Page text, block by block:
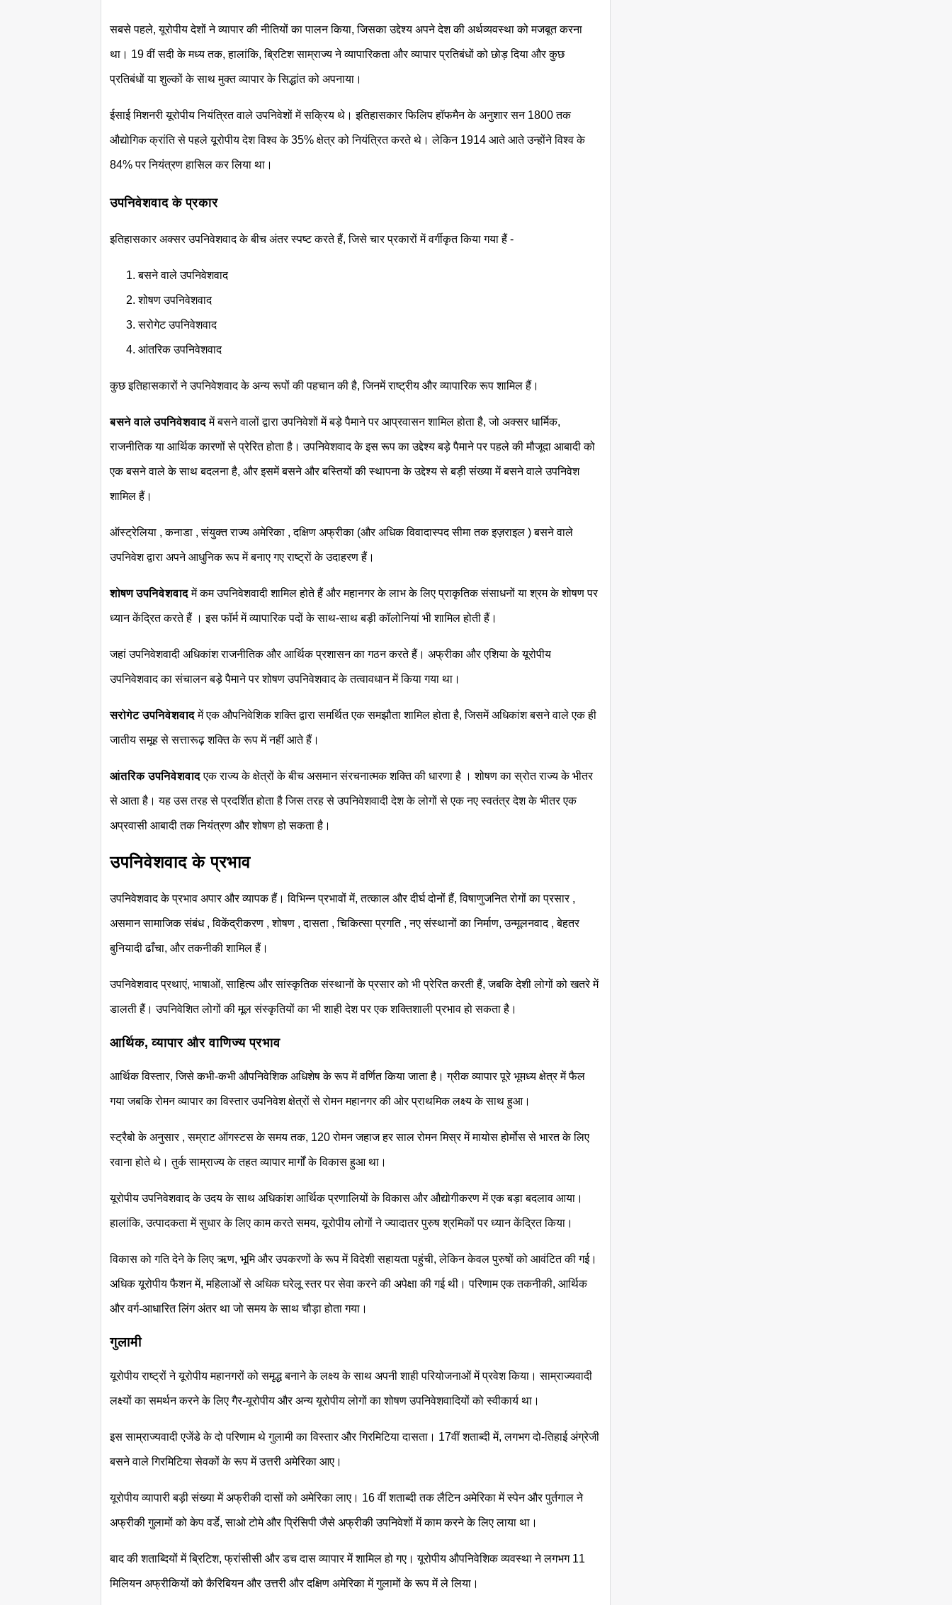
सबसे पहले, यूरोपीय देशों ने व्यापार की नीतियों का पालन किया, जिसका उद्देश्य अपने देश की अर्थव्यवस्था को मजबूत करना
था। 19 वीं सदी के मध्य तक, हालांकि, ब्रिटिश साम्राज्य ने व्यापारिकता और व्यापार प्रतिबंधों को छोड़ दिया और कुछ
प्रतिबंधों या शुल्कों के साथ मुक्त व्यापार के सिद्धांत को अपनाया।
ईसाई मिशनरी यूरोपीय नियंत्रित वाले उपनिवेशों में सक्रिय थे। इतिहासकार फिलिप हॉफमैन के अनुशार सन 1800 तक
औद्योगिक क्रांति से पहले यूरोपीय देश विश्व के 35% क्षेत्र को नियंत्रित करते थे। लेकिन 1914 आते आते उन्होंने विश्व के
84% पर नियंत्रण हासिल कर लिया था।
उपनिवेशवाद के प्रकार
इतिहासकार अक्सर उपनिवेशवाद के बीच अंतर स्पष्ट करते हैं, जिसे चार प्रकारों में वर्गीकृत किया गया हैं -
बसने वाले उपनिवेशवाद
शोषण उपनिवेशवाद
सरोगेट उपनिवेशवाद
आंतरिक उपनिवेशवाद
कुछ इतिहासकारों ने उपनिवेशवाद के अन्य रूपों की पहचान की है, जिनमें राष्ट्रीय और व्यापारिक रूप शामिल हैं।
बसने वाले उपनिवेशवादमें बसने वालों द्वारा उपनिवेशों में बड़े पैमाने पर आप्रवासन शामिल होता है, जो अक्सर धार्मिक,
राजनीतिक या आर्थिक कारणों से प्रेरित होता है। उपनिवेशवाद के इस रूप का उद्देश्य बड़े पैमाने पर पहले की मौजूदा आबादी को
एक बसने वाले के साथ बदलना है, और इसमें बसने और बस्तियों की स्थापना के उद्देश्य से बड़ी संख्या में बसने वाले उपनिवेश
शामिल हैं।
ऑस्ट्रेलिया , कनाडा , संयुक्त राज्य अमेरिका , दक्षिण अफ्रीका (और अधिक विवादास्पद सीमा तक इज़राइल ) बसने वाले
उपनिवेश द्वारा अपने आधुनिक रूप में बनाए गए राष्ट्रों के उदाहरण हैं।
शोषण उपनिवेशवादमें कम उपनिवेशवादी शामिल होते हैं और महानगर के लाभ के लिए प्राकृतिक संसाधनों या श्रम के शोषण पर
ध्यान केंद्रित करते हैं । इस फॉर्म में व्यापारिक पदों के साथ-साथ बड़ी कॉलोनियां भी शामिल होती हैं।
जहां उपनिवेशवादी अधिकांश राजनीतिक और आर्थिक प्रशासन का गठन करते हैं। अफ्रीका और एशिया के यूरोपीय
उपनिवेशवाद का संचालन बड़े पैमाने पर शोषण उपनिवेशवाद के तत्वावधान में किया गया था।
सरोगेट उपनिवेशवादमें एक औपनिवेशिक शक्ति द्वारा समर्थित एक समझौता शामिल होता है, जिसमें अधिकांश बसने वाले एक ही
जातीय समूह से सत्तारूढ़ शक्ति के रूप में नहीं आते हैं।
आंतरिक उपनिवेशवादएक राज्य के क्षेत्रों के बीच असमान संरचनात्मक शक्ति की धारणा है । शोषण का स्रोत राज्य के भीतर
से आता है। यह उस तरह से प्रदर्शित होता है जिस तरह से उपनिवेशवादी देश के लोगों से एक नए स्वतंत्र देश के भीतर एक
अप्रवासी आबादी तक नियंत्रण और शोषण हो सकता है।
उपनिवेशवाद के प्रभाव
उपनिवेशवाद के प्रभाव अपार और व्यापक हैं। विभिन्न प्रभावों में, तत्काल और दीर्घ दोनों हैं, विषाणुजनित रोगों का प्रसार ,
असमान सामाजिक संबंध , विकेंद्रीकरण , शोषण , दासता , चिकित्सा प्रगति , नए संस्थानों का निर्माण, उन्मूलनवाद , बेहतर
बुनियादी ढाँचा, और तकनीकी शामिल हैं।
उपनिवेशवाद प्रथाएं, भाषाओं, साहित्य और सांस्कृतिक संस्थानों के प्रसार को भी प्रेरित करती हैं, जबकि देशी लोगों को खतरे में
डालती हैं। उपनिवेशित लोगों की मूल संस्कृतियों का भी शाही देश पर एक शक्तिशाली प्रभाव हो सकता है।
आर्थिक, व्यापार और वाणिज्य प्रभाव
आर्थिक विस्तार, जिसे कभी-कभी औपनिवेशिक अधिशेष के रूप में वर्णित किया जाता है। ग्रीक व्यापार पूरे भूमध्य क्षेत्र में फैल
गया जबकि रोमन व्यापार का विस्तार उपनिवेश क्षेत्रों से रोमन महानगर की ओर प्राथमिक लक्ष्य के साथ हुआ।
स्ट्रैबो के अनुसार , सम्राट ऑगस्टस के समय तक, 120 रोमन जहाज हर साल रोमन मिस्र में मायोस होर्मोस से भारत के लिए
रवाना होते थे। तुर्क साम्राज्य के तहत व्यापार मार्गों के विकास हुआ था।
यूरोपीय उपनिवेशवाद के उदय के साथ अधिकांश आर्थिक प्रणालियों के विकास और औद्योगीकरण में एक बड़ा बदलाव आया।
हालांकि, उत्पादकता में सुधार के लिए काम करते समय, यूरोपीय लोगों ने ज्यादातर पुरुष श्रमिकों पर ध्यान केंद्रित किया।
विकास को गति देने के लिए ऋण, भूमि और उपकरणों के रूप में विदेशी सहायता पहुंची, लेकिन केवल पुरुषों को आवंटित की गई।
अधिक यूरोपीय फैशन में, महिलाओं से अधिक घरेलू स्तर पर सेवा करने की अपेक्षा की गई थी। परिणाम एक तकनीकी, आर्थिक
और वर्ग-आधारित लिंग अंतर था जो समय के साथ चौड़ा होता गया।
गुलामी
यूरोपीय राष्ट्रों ने यूरोपीय महानगरों को समृद्ध बनाने के लक्ष्य के साथ अपनी शाही परियोजनाओं में प्रवेश किया। साम्राज्यवादी
लक्ष्यों का समर्थन करने के लिए गैर-यूरोपीय और अन्य यूरोपीय लोगों का शोषण उपनिवेशवादियों को स्वीकार्य था।
इस साम्राज्यवादी एजेंडे के दो परिणाम थे गुलामी का विस्तार और गिरमिटिया दासता। 17वीं शताब्दी में, लगभग दो-तिहाई अंग्रेजी
बसने वाले गिरमिटिया सेवकों के रूप में उत्तरी अमेरिका आए।
यूरोपीय व्यापारी बड़ी संख्या में अफ्रीकी दासों को अमेरिका लाए। 16 वीं शताब्दी तक लैटिन अमेरिका में स्पेन और पुर्तगाल ने
अफ्रीकी गुलामों को केप वर्डे, साओ टोमे और प्रिंसिपी जैसे अफ्रीकी उपनिवेशों में काम करने के लिए लाया था।
बाद की शताब्दियों में ब्रिटिश, फ्रांसीसी और डच दास व्यापार में शामिल हो गए। यूरोपीय औपनिवेशिक व्यवस्था ने लगभग 11
मिलियन अफ्रीकियों को कैरिबियन और उत्तरी और दक्षिण अमेरिका में गुलामों के रूप में ले लिया।